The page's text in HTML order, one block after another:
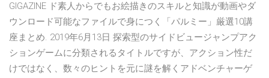
GIGAZINE ド素人からでもお絵描きのスキルと知識が動画やダ
ウンロード可能なファイルで身につく「パルミー」厳選10講
座まとめ. 2019年6月13日 探索型のサイドビュージャンプアク
ションゲームに分類されるタイトルですが、アクション性だ
けではなく、数々のヒントを元に謎を解くアドベンチャーゲ